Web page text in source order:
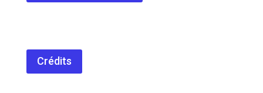
Crédits